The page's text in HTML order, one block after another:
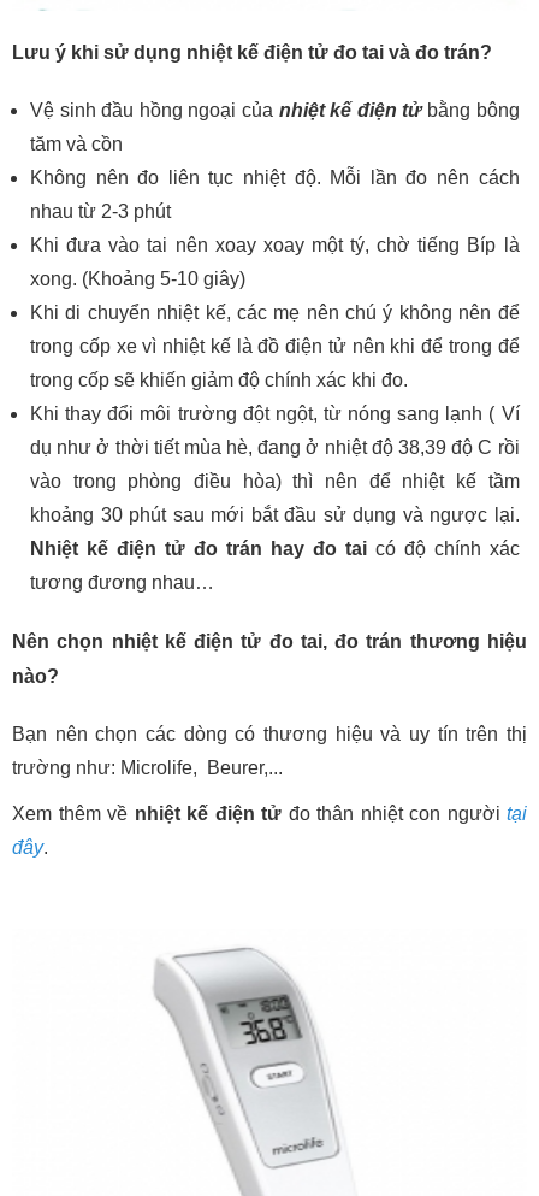
Lưu ý khi sử dụng nhiệt kế điện tử đo tai và đo trán?
Vệ sinh đầu hồng ngoại của nhiệt kế điện tửbằng bông
tăm và cồn
Không nên đo liên tục nhiệt độ. Mỗi lần đo nên cách
nhau từ 2-3 phút
Khi đưa vào tai nên xoay xoay một tý, chờ tiếng Bíp là
xong. (Khoảng 5-10 giây)
Khi di chuyển nhiệt kế, các mẹ nên chú ý không nên để
trong cốp xe vì nhiệt kế là đồ điện tử nên khi để trong để
trong cốp sẽ khiến giảm độ chính xác khi đo.
Khi thay đổi môi trường đột ngột, từ nóng sang lạnh ( Ví
dụ như ở thời tiết mùa hè, đang ở nhiệt độ 38,39 độ C rồi
vào trong phòng điều hòa) thì nên để nhiệt kế tầm
khoảng 30 phút sau mới bắt đầu sử dụng và ngược lại.
Nhiệt kế điện tử đo trán hay đo tai có độ chính xác
tương đương nhau…
Nên chọn nhiệt kế điện tử đo tai, đo trán thương hiệu
nào?
Bạn nên chọn các dòng có thương hiệu và uy tín trên thị
trường như: Microlife, Beurer,...
Xem thêm về nhiệt kế điện tử đo thân nhiệt con người tại
đây.